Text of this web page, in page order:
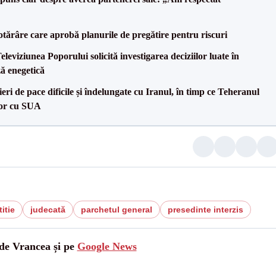
care aprobă planurile de pregătire pentru riscuri
Poporului solicită investigarea deciziilor luate în
enegetică
de pace dificile și îndelungate cu Iranul, în timp ce Teheranul
cu SUA
judecată parchetul general presedinte interzis
Vrancea și pe Google News